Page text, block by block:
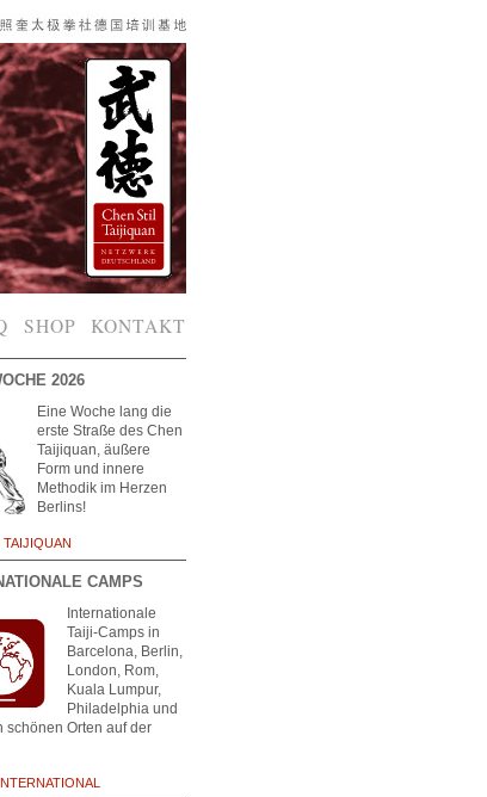
SHOP KONTAKT
2026
Eine Woche lang die
erste Straße des Chen
Taijiquan, äußere
Form und innere
Methodik im Herzen
Berlins!
TAIJIQUAN
CAMPS
Internationale
Taiji-Camps in
Barcelona, Berlin,
London, Rom,
Kuala Lumpur,
Philadelphia und
schönen Orten auf der